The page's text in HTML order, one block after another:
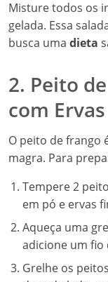
Misture todos os
gelada. Essa
busca uma dieta
2. Peito
com Ervas
O peito de frango
magra. Para
Tempere 2
em pó e ervas
Aqueça uma
adicione um fio
Grelhe os